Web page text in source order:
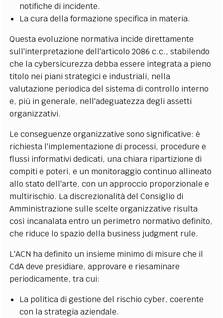
notifiche di incidente.
La cura della formazione specifica in materia.
Questa evoluzione normativa incide direttamente
sull'interpretazione dell'articolo 2086 c.c., stabilendo
che la cybersicurezza debba essere integrata a pieno
titolo nei piani strategici e industriali, nella
valutazione periodica del sistema di controllo interno
e, più in generale, nell'adeguatezza degli assetti
organizzativi.
Le conseguenze organizzative sono significative: è
richiesta l'implementazione di processi, procedure e
flussi informativi dedicati, una chiara ripartizione di
compiti e poteri, e un monitoraggio continuo allineato
allo stato dell'arte, con un approccio proporzionale e
multirischio. La discrezionalità del Consiglio di
Amministrazione sulle scelte organizzative risulta
così incanalata entro un perimetro normativo definito,
che riduce lo spazio della business judgment rule.
L'ACN ha definito un insieme minimo di misure che il
CdA deve presidiare, approvare e riesaminare
periodicamente, tra cui:
La politica di gestione del rischio cyber, coerente
con la strategia aziendale.